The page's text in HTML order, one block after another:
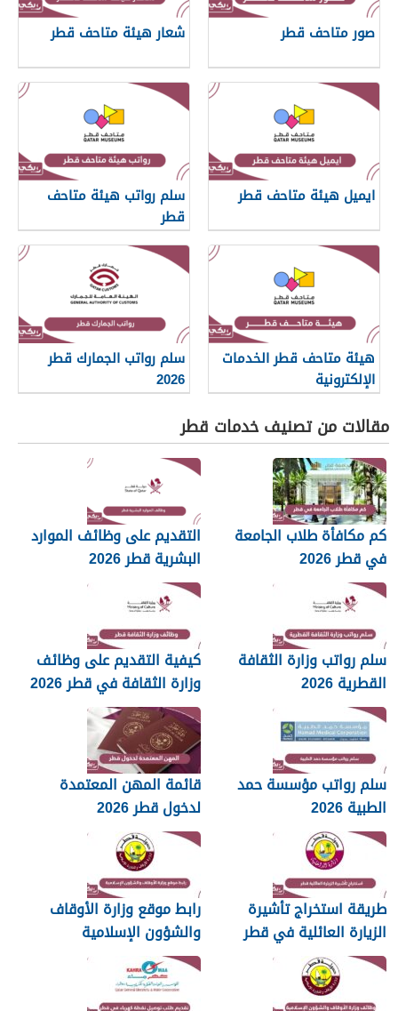
صور متاحف قطر شعار هيئة متاحف قطر
ايميل هيئة متاحف قطر
سلم رواتب هيئة متاحف
قطر
هيئة متاحف قطر الخدمات
الإلكترونية
سلم رواتب الجمارك قطر
2026
مقالات من تصنيف خدمات قطر
كم مكافأة طلاب الجامعة
في قطر 2026
التقديم على وظائف الموارد
البشرية قطر 2026
سلم رواتب وزارة الثقافة
القطرية 2026
كيفية التقديم على وظائف
وزارة الثقافة في قطر 2026
سلم رواتب مؤسسة حمد
الطبية 2026
قائمة المهن المعتمدة
لدخول قطر 2026
طريقة استخراج تأشيرة
الزيارة العائلية في قطر
2026
رابط موقع وزارة الأوقاف
والشؤون الإسلامية
islam.gov.qa